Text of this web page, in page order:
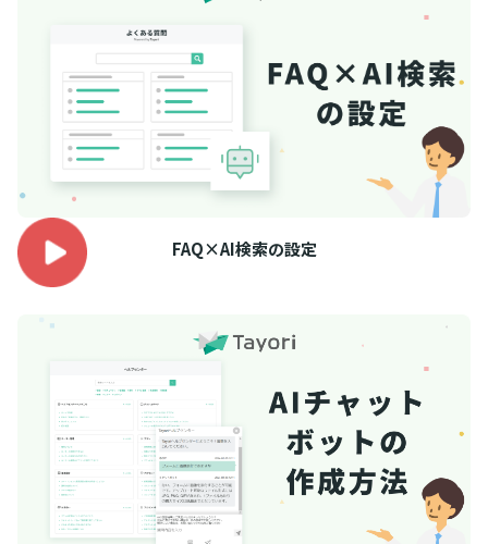
FAQ×AI検索の設定